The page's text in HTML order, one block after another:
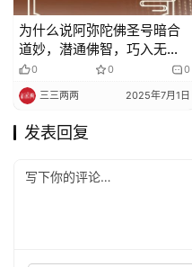
为什么说阿弥陀佛圣号暗合
道妙，潜通佛智，巧入无
生？
0 0 0
三三两两 2025年7月1日
发表回复